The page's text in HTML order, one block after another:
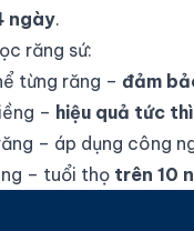
ngày.
răng sứ:
từng răng – đảm
– hiệu quả tức
– áp dụng công
– tuổi thọ trên 10